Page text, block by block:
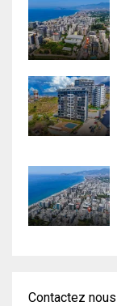
Contactez nous